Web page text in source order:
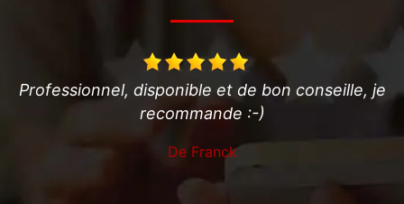
conseille, je Artisan de bon conseil et qui a le
en plus d'un travail très
professionnel. Super boulot